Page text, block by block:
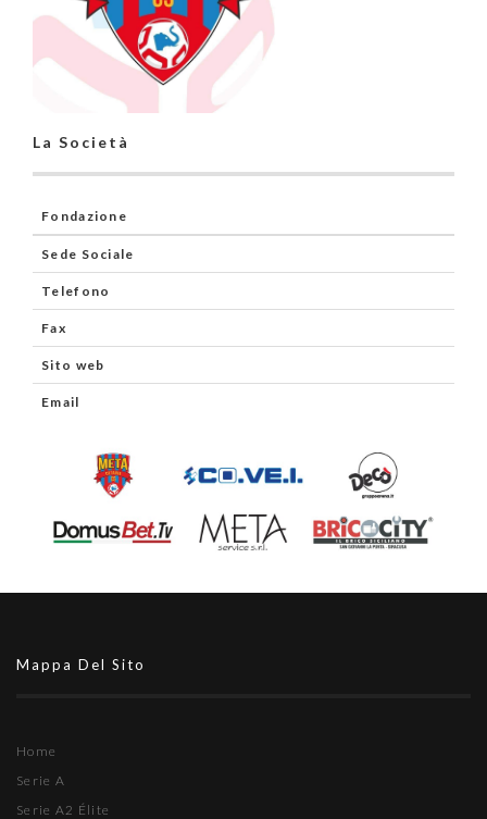
La Società
Fondazione
Sede Sociale
Telefono
Fax
Sito web
Email
Mappa Del Sito
Home
Serie A
Serie A2 Élite